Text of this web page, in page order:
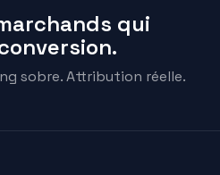
qui
sobre. Attribution réelle.